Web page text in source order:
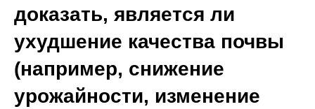
доказать, является ли
ухудшение качества почвы
(например, снижение
урожайности, изменение